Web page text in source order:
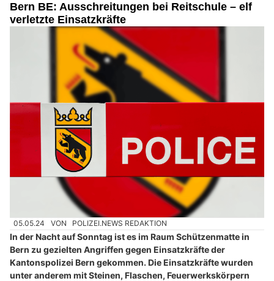
Bern BE: Ausschreitungen bei Reitschule – elf
verletzte Einsatzkräfte
05.05.24 VON POLIZEI.NEWS REDAKTION
In der Nacht auf Sonntag ist es im Raum Schützenmatte in
Bern zu gezielten Angriffen gegen Einsatzkräfte der
Kantonspolizei Bern gekommen. Die Einsatzkräfte wurden
unter anderem mit Steinen, Flaschen, Feuerwerkskörpern